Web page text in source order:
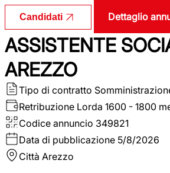
Candidati Dettaglio
ASSISTENTE
AREZZO
Tipo di contratto
Retribuzione Lorda 1600 - 1800
Codice annuncio 349821
Data di pubblicazione 5/8/2026
Città Arezzo